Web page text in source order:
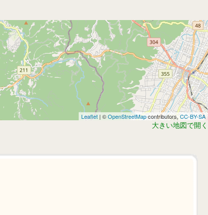
Leaflet | ©OpenStreetMapcontributors,CC-BY-SA
大きい地図で開く